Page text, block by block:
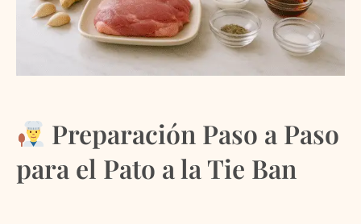
Preparación Paso a Paso
para el Pato a la Tie Ban